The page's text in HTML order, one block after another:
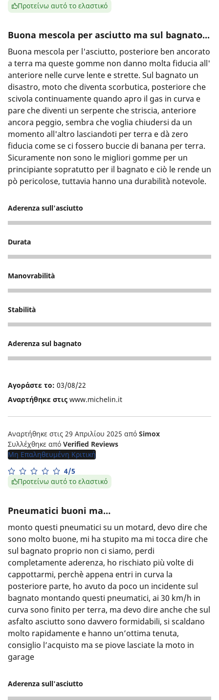
Προτείνω αυτό το ελαστικό
Buona mescola per asciutto ma sul bagnato...
Buona mescola per l'asciutto, posteriore ben ancorato
a terra ma queste gomme non danno molta fiducia all'
anteriore nelle curve lente e strette. Sul bagnato un
disastro, moto che diventa scorbutica, posteriore che
scivola continuamente quando apro il gas in curva e
pare che diventi un serpente che striscia, anteriore
ancora peggio, sembra che voglia chiudersi da un
momento all'altro lasciandoti per terra e dà zero
fiducia come se ci fossero buccie di banana per terra.
Sicuramente non sono le migliori gomme per un
principiante sopratutto per il bagnato e ciò le rende un
pò pericolose, tuttavia hanno una durabilità notevole.
Aderenza sull'asciutto
4
Durata
5
Manovrabilità
4
Stabilità
3
Aderenza sul bagnato
1
Αγοράστε το: 03/08/22
Αναρτήθηκε στις www.michelin.it
Αναρτήθηκε στις 29 Απριλίου 2025 από Simox
Συλλέχθηκε από Verified Reviews
Μη Επαληθευμένη Κριτική
4/5
Προτείνω αυτό το ελαστικό
Pneumatici buoni ma…
monto questi pneumatici su un motard, devo dire che
sono molto buone, mi ha stupito ma mi tocca dire che
sul bagnato proprio non ci siamo, perdi
completamente aderenza, ho rischiato più volte di
cappottarmi, perchè appena entri in curva la
posteriore parte, ho avuto da poco un incidente sul
bagnato montando questi pneumatici, ai 30 km/h in
curva sono finito per terra, ma devo dire anche che sul
asfalto asciutto sono davvero formidabili, si scaldano
molto rapidamente e hanno un’ottima tenuta,
consiglio l’acquisto ma se piove lasciate la moto in
garage
Aderenza sull'asciutto